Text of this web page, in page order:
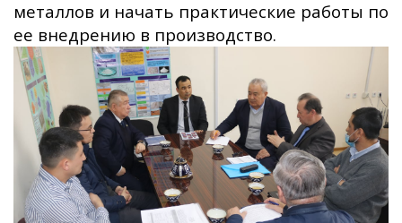
металлов и начать практические работы по
ее внедрению в производство.